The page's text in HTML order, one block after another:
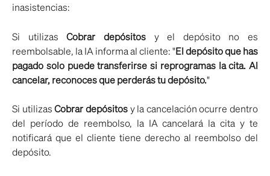
inasistencias:
Si utilizasCobrar depósitosy el depósito no es
reembolsable, la IA informa al cliente: "El depósito que has
pagado solo puede transferirse si reprogramas la cita. Al
cancelar, reconoces que perderás tu depósito."
Si utilizasCobrar depósitosy la cancelación ocurre dentro
del período de reembolso, la IA cancelará la cita y te
notificará que el cliente tiene derecho al reembolso del
depósito.